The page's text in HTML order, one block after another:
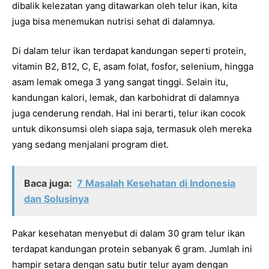
dibalik kelezatan yang ditawarkan oleh telur ikan, kita
juga bisa menemukan nutrisi sehat di dalamnya.
Di dalam telur ikan terdapat kandungan seperti protein,
vitamin B2, B12, C, E, asam folat, fosfor, selenium, hingga
asam lemak omega 3 yang sangat tinggi. Selain itu,
kandungan kalori, lemak, dan karbohidrat di dalamnya
juga cenderung rendah. Hal ini berarti, telur ikan cocok
untuk dikonsumsi oleh siapa saja, termasuk oleh mereka
yang sedang menjalani program diet.
Baca juga: 7 Masalah Kesehatan di Indonesia
dan Solusinya
Pakar kesehatan menyebut di dalam 30 gram telur ikan
terdapat kandungan protein sebanyak 6 gram. Jumlah ini
hampir setara dengan satu butir telur ayam dengan